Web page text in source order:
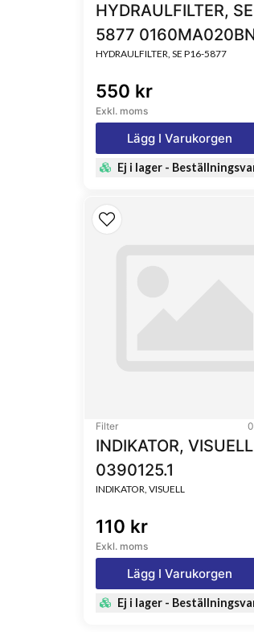
HYDRAULFILTER,
5877
HYDRAULFILTER, SE P16-5877
550 kr
Exkl. moms
Lägg I Varukorgen
Ej i lager -
Filter
INDIKATOR, VISUELL
0390125.1
INDIKATOR, VISUELL
110 kr
Exkl. moms
Lägg I Varukorgen
Ej i lager -